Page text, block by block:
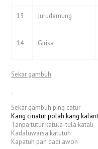
13 Jurudemung
14 Girisa
Sekar gambuh
Sekar gambuh ping catur
Kang cinatur polah kang
Tanpa tutur katula-tula katali
Kadaluwarsa katutuh
Kapatuh pan dadi awon